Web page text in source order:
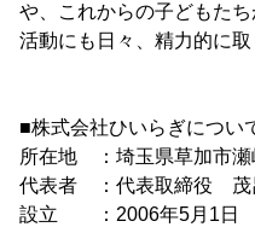
や、これからの子どもた
活動にも日々、精力的に取
■株式会社ひいらぎについ
所在地 ：埼玉県草加市瀬
代表者 ：代表取締役 茂
設立 ：2006年5月1日